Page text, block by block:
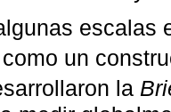
escalas
un
la